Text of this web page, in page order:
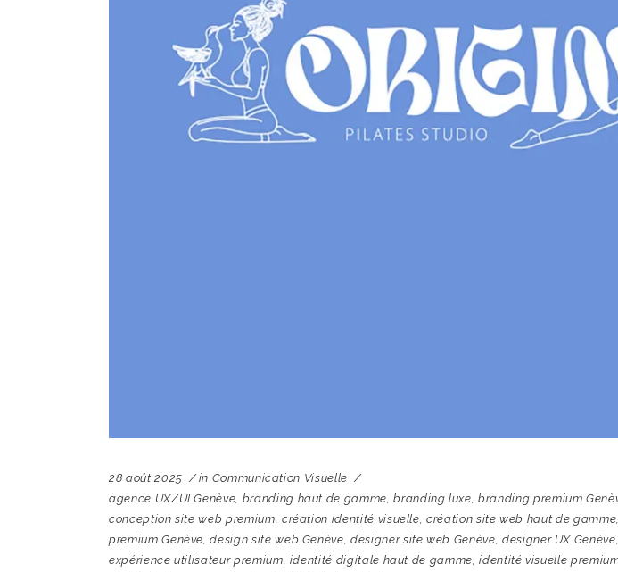
28 août 2025 in Communication Visuelle
agence UX/UI Genève branding haut de gamme ,branding luxe ,branding premium
conception site web premium création identité visuelle ,création site web haut de gamme
premium Genève ,design site web Genève ,designer site web Genève designer UX Genève
expérience utilisateur premium identité digitale haut de gamme ,identité visuelle